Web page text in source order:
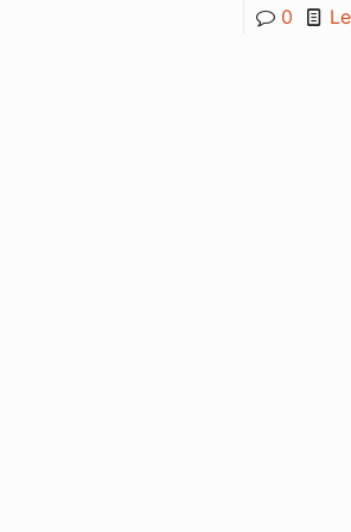
0